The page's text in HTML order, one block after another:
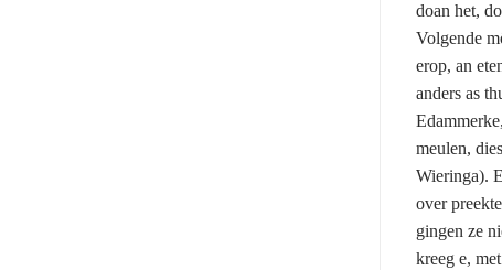
doan het,
Volgende
erop, an
anders as
meulen,
Wieringa).
over
gingen ze
kreeg e,